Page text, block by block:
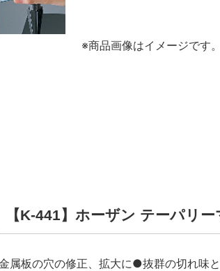
※商品画像はイメージです。
【K-441】ホーザン テーパリー
属板の穴の修正、拡大に●抜群の切れ味